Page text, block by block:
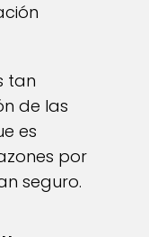
tan
de las
es
por
seguro.